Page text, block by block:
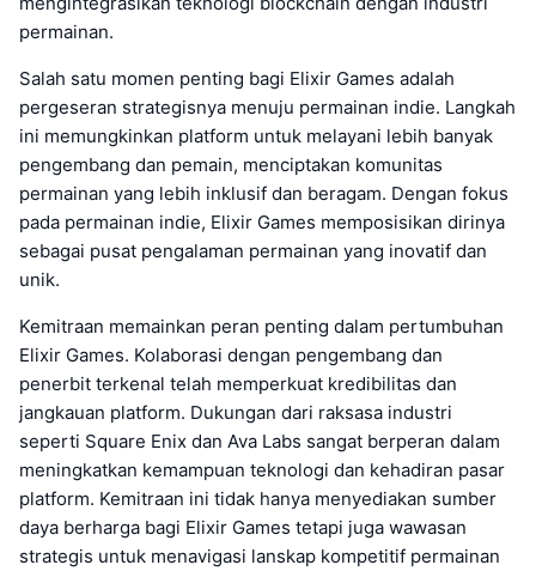
permainan.
Salah satu momen penting bagi Elixir Games adalah
pergeseran strategisnya menuju permainan indie. Langkah
ini memungkinkan platform untuk melayani lebih banyak
pengembang dan pemain, menciptakan komunitas
permainan yang lebih inklusif dan beragam. Dengan fokus
pada permainan indie, Elixir Games memposisikan dirinya
sebagai pusat pengalaman permainan yang inovatif dan
unik.
Kemitraan memainkan peran penting dalam pertumbuhan
Elixir Games. Kolaborasi dengan pengembang dan
penerbit terkenal telah memperkuat kredibilitas dan
jangkauan platform. Dukungan dari raksasa industri
seperti Square Enix dan Ava Labs sangat berperan dalam
meningkatkan kemampuan teknologi dan kehadiran pasar
platform. Kemitraan ini tidak hanya menyediakan sumber
daya berharga bagi Elixir Games tetapi juga wawasan
strategis untuk menavigasi lanskap kompetitif permainan